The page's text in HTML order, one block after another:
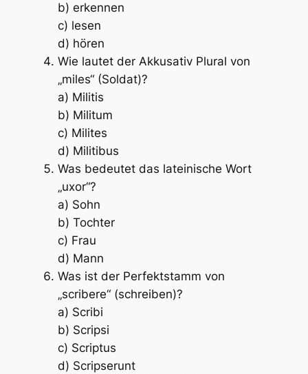
b) erkennen
c) lesen
d) hören
Wie lautet der Akkusativ Plural von
„miles“ (Soldat)?
a) Militis
b) Militum
c) Milites
d) Militibus
Was bedeutet das lateinische Wort
„uxor“?
a) Sohn
b) Tochter
c) Frau
d) Mann
Was ist der Perfektstamm von
„scribere“ (schreiben)?
a) Scribi
b) Scripsi
c) Scriptus
d) Scripserunt